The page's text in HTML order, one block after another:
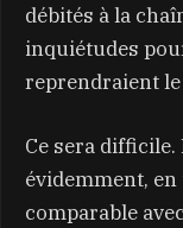
débités à la
inquiétudes
reprendraient le
Ce sera difficile.
évidemment, en
comparable